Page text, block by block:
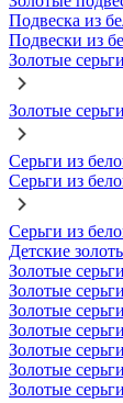
Подвеска из
Подвески из
Золотые серьги
Золотые
Серьги из
Серьги из
Серьги из
Детские
Золотые
Золотые
Золотые
Золотые
Золотые
Золотые
Золотые